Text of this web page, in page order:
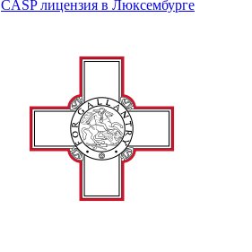
CASP лицензия в Люксембурге